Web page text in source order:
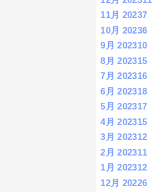
11月 20237
10月 20236
9月 202310
8月 202315
7月 202316
6月 202318
5月 202317
4月 202315
3月 202312
2月 202311
1月 202312
12月 20226